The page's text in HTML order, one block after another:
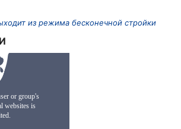
из режима бесконечной стройки